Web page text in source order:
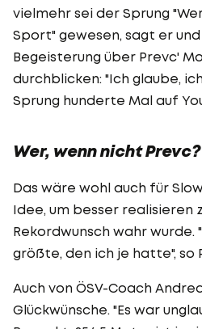
vielmehr sei der Sprung
Sport" gewesen, sagt er
Begeisterung über Prevc'
durchblicken: "Ich glaube,
Sprung hunderte Mal auf
Wer, wenn nicht Prevc?
Das wäre wohl auch für
Idee, um besser realisieren
Rekordwunsch wahr wurde.
größte, den ich je hatte", so
Auch von ÖSV-Coach
Glückwünsche. "Es war